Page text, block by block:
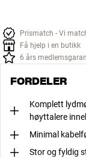
Prismatch - Vi
Få hjelp i en butikk
6 års
FORDELER
Komplett
høyttalere
Minimal
Stor og fyldig